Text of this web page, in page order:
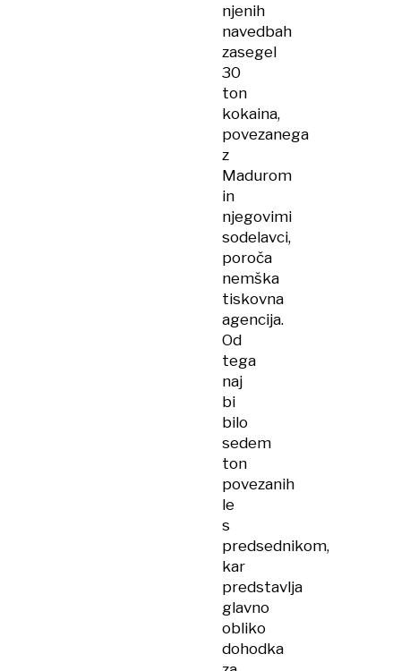
njenih
navedbah
zasegel
30
ton
kokaina,
povezanega
z
Madurom
in
njegovimi
sodelavci,
poroča
nemška
tiskovna
agencija.
Od
tega
naj
bi
bilo
sedem
ton
povezanih
le
s
predsednikom,
kar
predstavlja
glavno
obliko
dohodka